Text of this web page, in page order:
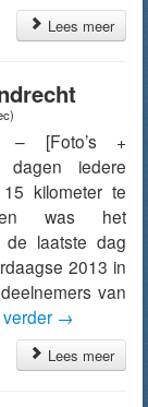
Lees meer
– [Foto’s +
iedere
kilometer te
was het
de laatste dag
2013 in
van
→
Lees meer